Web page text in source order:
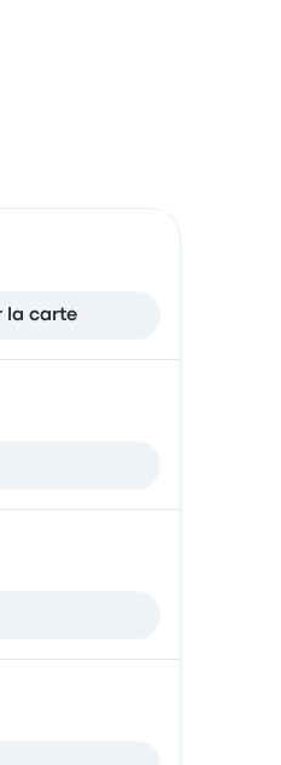
la carte